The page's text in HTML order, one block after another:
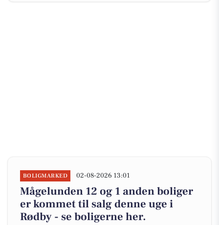
BOLIGMARKED 02-08-2026 13:01
Mågelunden 12 og 1 anden boliger
er kommet til salg denne uge i
Rødby - se boligerne her.